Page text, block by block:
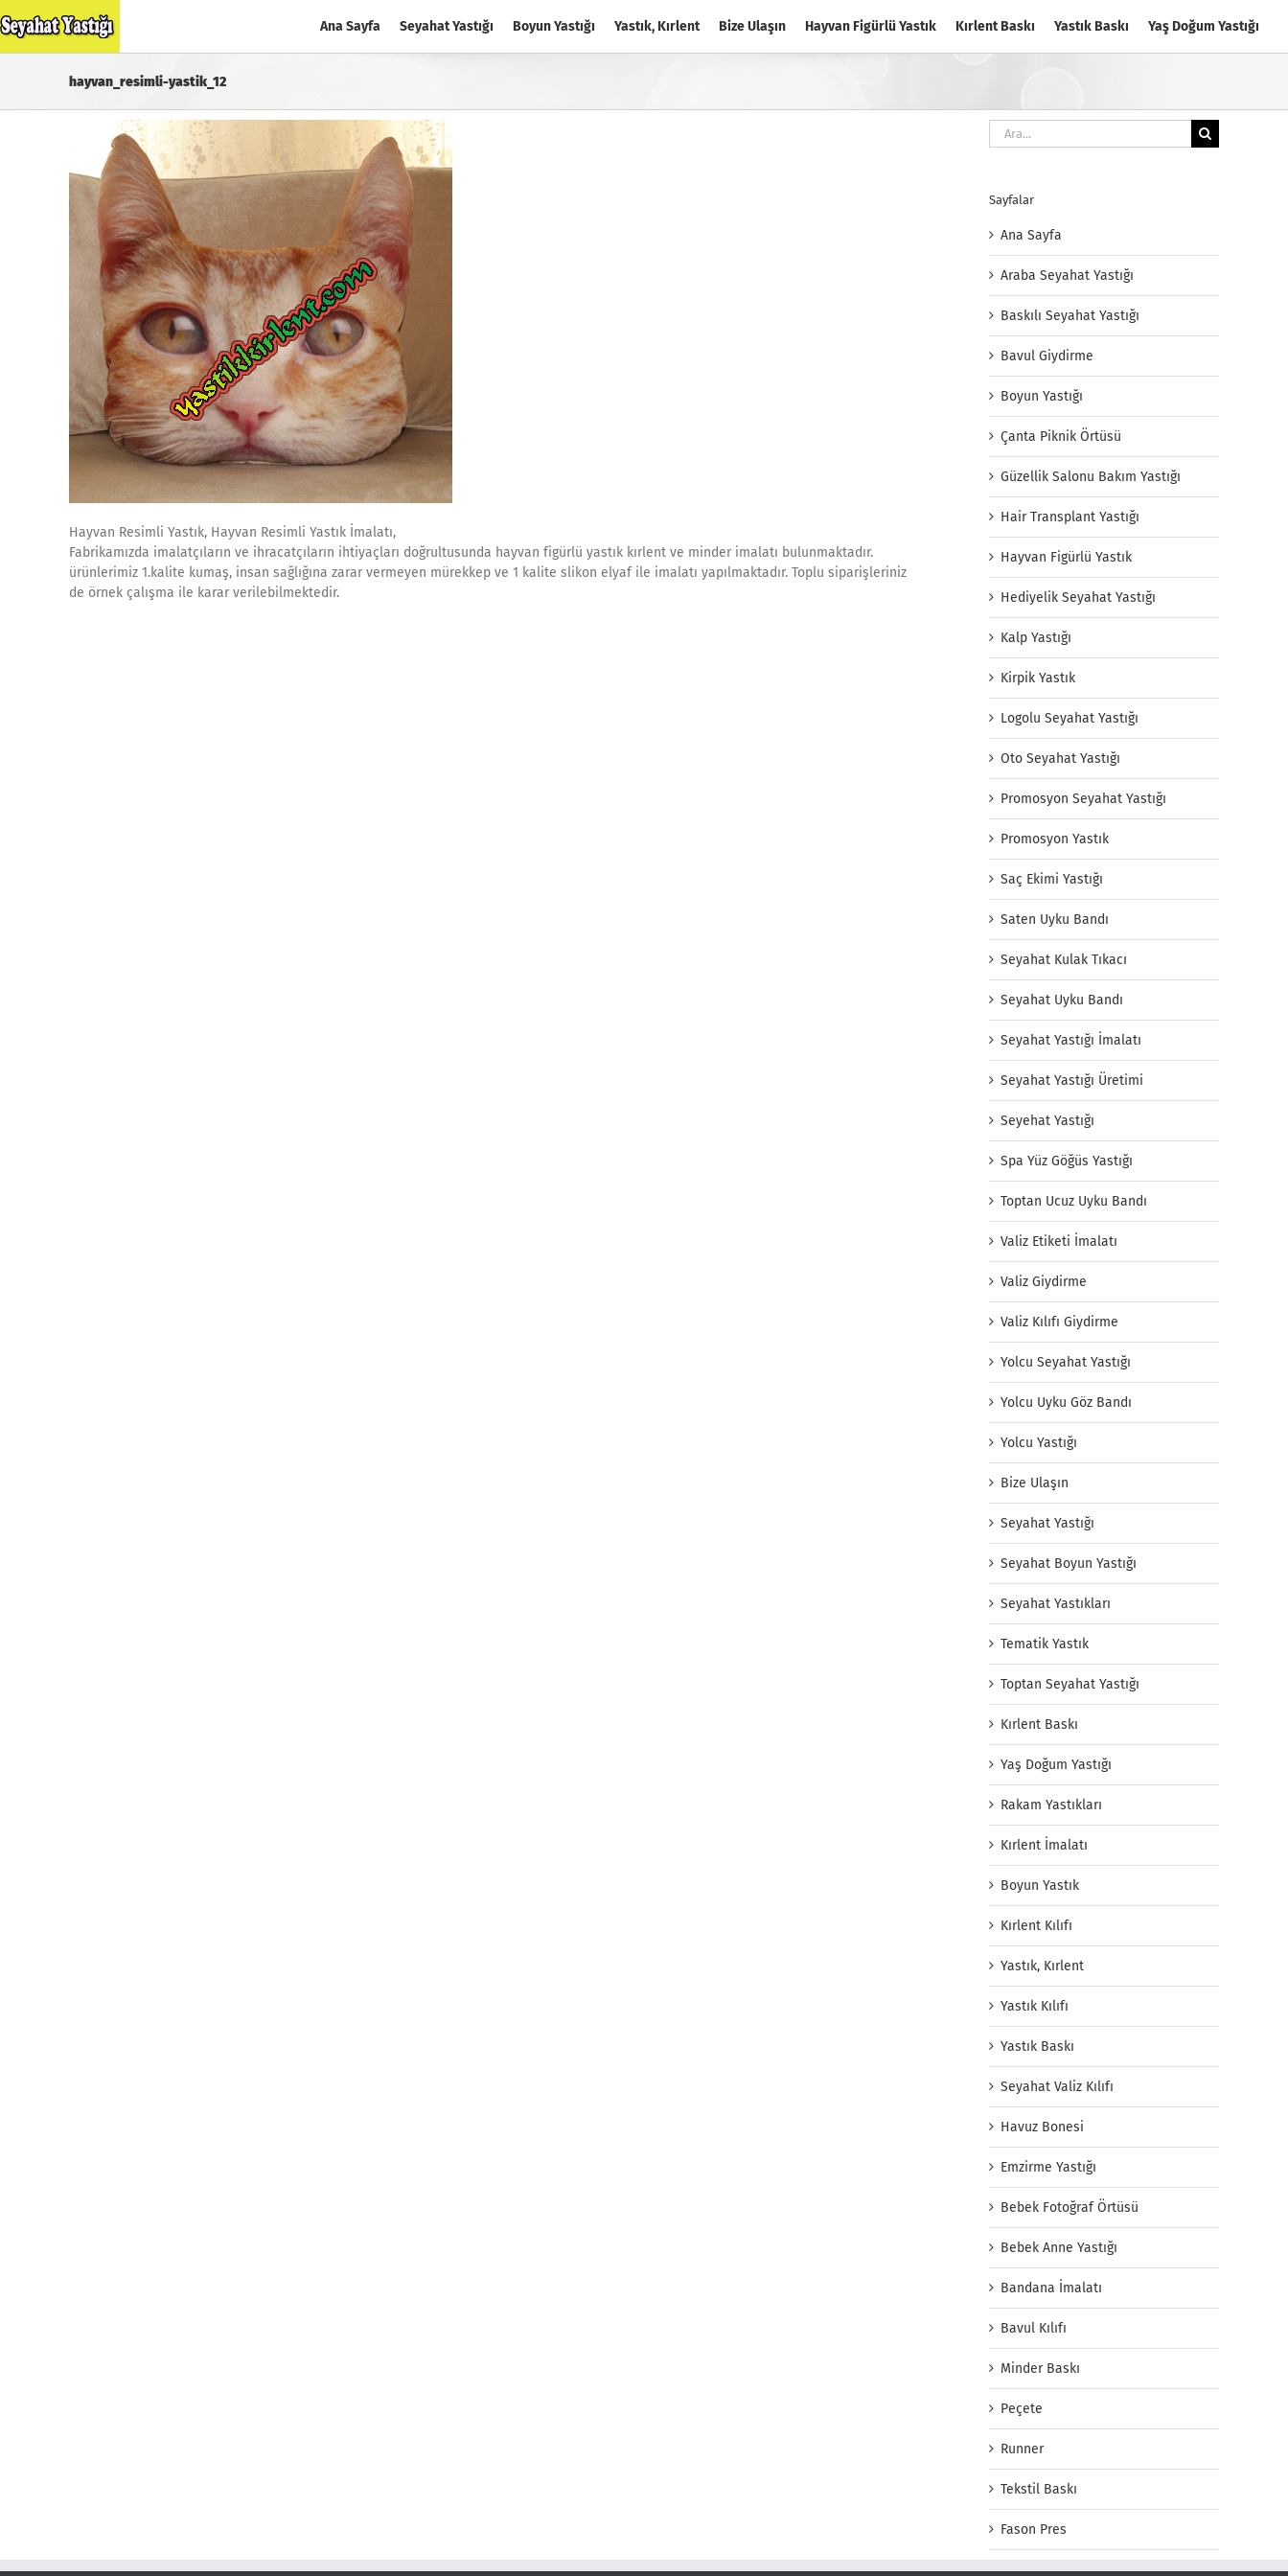
to
content
Ana Sayfa Seyahat Yastığı Boyun Yastığı Yastık, Kırlent Bize Ulaşın Hayvan Figürlü Yastık Kırlent Baskı Yastık Baskı Yaş Doğum Yastığı
hayvan_resimli-yastik_12
Hayvan Resimli Yastık, Hayvan Resimli Yastık İmalatı,
Fabrikamızda imalatçıların ve ihracatçıların ihtiyaçları doğrultusunda hayvan figürlü yastık kırlent ve minder imalatı bulunmaktadır.
ürünlerimiz 1.kalite kumaş, insan sağlığına zarar vermeyen mürekkep ve 1 kalite slikon elyaf ile imalatı yapılmaktadır. Toplu siparişleriniz
de örnek çalışma ile karar verilebilmektedir.
Ara:
Sayfalar
Ana Sayfa
Araba Seyahat Yastığı
Baskılı Seyahat Yastığı
Bavul Giydirme
Boyun Yastığı
Çanta Piknik Örtüsü
Güzellik Salonu Bakım Yastığı
Hair Transplant Yastığı
Hayvan Figürlü Yastık
Hediyelik Seyahat Yastığı
Kalp Yastığı
Kirpik Yastık
Logolu Seyahat Yastığı
Oto Seyahat Yastığı
Promosyon Seyahat Yastığı
Promosyon Yastık
Saç Ekimi Yastığı
Saten Uyku Bandı
Seyahat Kulak Tıkacı
Seyahat Uyku Bandı
Seyahat Yastığı İmalatı
Seyahat Yastığı Üretimi
Seyehat Yastığı
Spa Yüz Göğüs Yastığı
Toptan Ucuz Uyku Bandı
Valiz Etiketi İmalatı
Valiz Giydirme
Valiz Kılıfı Giydirme
Yolcu Seyahat Yastığı
Yolcu Uyku Göz Bandı
Yolcu Yastığı
Bize Ulaşın
Seyahat Yastığı
Seyahat Boyun Yastığı
Seyahat Yastıkları
Tematik Yastık
Toptan Seyahat Yastığı
Kırlent Baskı
Yaş Doğum Yastığı
Rakam Yastıkları
Kırlent İmalatı
Boyun Yastık
Kırlent Kılıfı
Yastık, Kırlent
Yastık Kılıfı
Yastık Baskı
Seyahat Valiz Kılıfı
Havuz Bonesi
Emzirme Yastığı
Bebek Fotoğraf Örtüsü
Bebek Anne Yastığı
Bandana İmalatı
Bavul Kılıfı
Minder Baskı
Peçete
Runner
Tekstil Baskı
Fason Pres